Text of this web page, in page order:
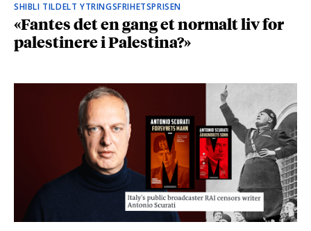
SHIBLI TILDELT YTRINGSFRIHETSPRISEN
«Fantes det en gang et normalt liv for
palestinere i Palestina?»